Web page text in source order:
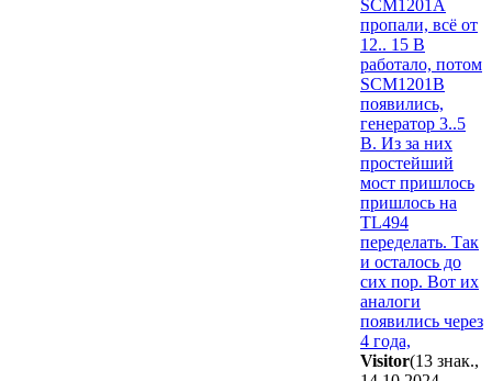
SCM1201A
пропали, всё от
12.. 15 В
работало, потом
SCM1201B
появились,
генератор 3..5
В. Из за них
простейший
мост пришлось
пришлось на
TL494
переделать. Так
и осталось до
сих пор. Вот их
аналоги
появились через
4 года,
Visitor(13 знак.,